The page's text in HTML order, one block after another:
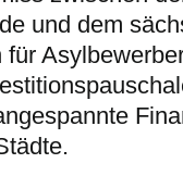
und dem